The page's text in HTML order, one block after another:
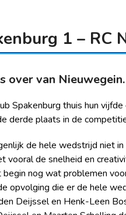
1 – RC
over van Nieuwegein.
Spakenburg thuis hun
derde plaats in de
de hele wedstrijd niet
vooral de snelheid en
nog wat problemen
opvolging die er de hele
Deijssel en Henk-Leen